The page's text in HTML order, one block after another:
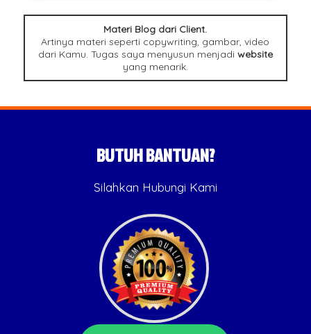
Materi Blog dari Client.
Artinya materi seperti copywriting, gambar, video
dari Kamu. Tugas saya menyusun menjadi website
yang menarik.
BUTUH BANTUAN?
Silahkan Hubungi Kami